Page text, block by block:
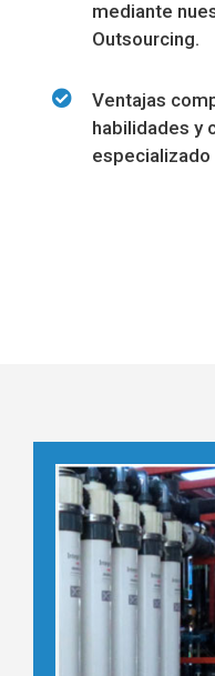
mediante
Outsourcing.
Ventajas
habilidades y